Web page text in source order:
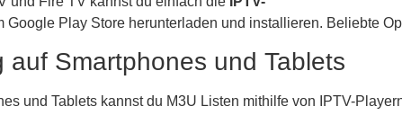
Google Play Store herunterladen und installieren. Beliebte
auf Smartphones und Tablets
und Tablets kannst du M3U Listen mithilfe von IPTV-